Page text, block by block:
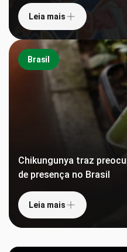
Leia mais
Brasil
Chikungunya traz
de presença no Brasil
Leia mais